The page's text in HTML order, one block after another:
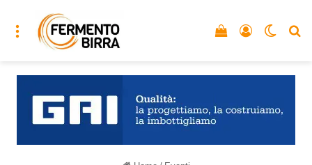
Menu Accedi
Vedi il carrello